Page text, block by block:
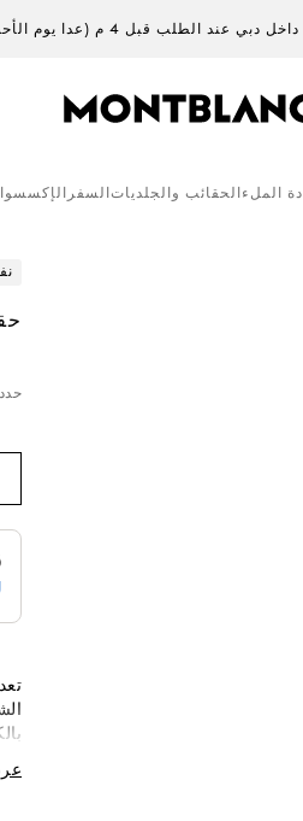
الطلب قبل 4 م (عدا يوم الأحد )
الملء الحقائب والجلديات السفر